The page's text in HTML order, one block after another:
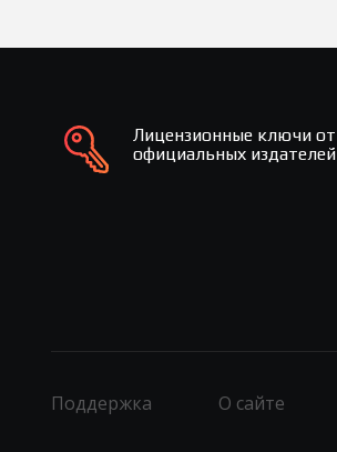
Лицензионные ключи от
официальных издателей
Поддержка О сайте